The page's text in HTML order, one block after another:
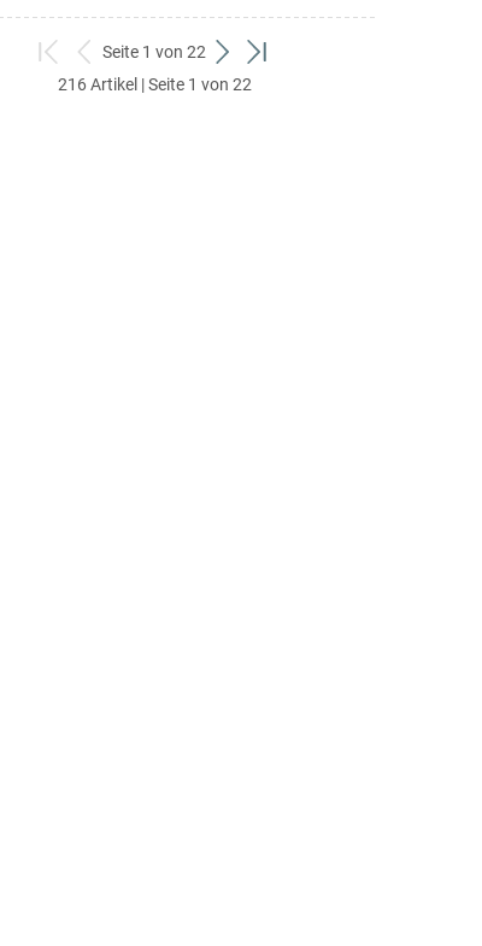
zum
ersten
zurück
zum
Seite 1 von 22
weiter
zum
zum
216 Artikel | Seite 1 von 22